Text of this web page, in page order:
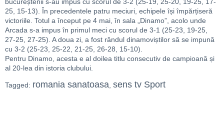
25, 15-13). În precedentele patru meciuri, echipele își împărțiseră
victoriile. Totul a început pe 4 mai, în sala „Dinamo”, acolo unde
Arcada s-a impus în primul meci cu scorul de 3-1 (25-23, 19-25,
27-25, 27-25). A doua zi, a fost rândul dinamoviștilor să se impună
cu 3-2 (25-23, 25-22, 21-25, 26-28, 15-10).
Pentru Dinamo, acesta e al doilea titlu consecutiv de campioană și
al 20-lea din istoria clubului.
Tagged: romania sanatoasa sens tv Sport